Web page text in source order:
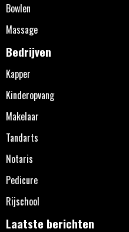
Bowlen
Massage
Bedrijven
Kapper
Kinderopvang
Makelaar
Tandarts
Notaris
Pedicure
Rijschool
Laatste berichten